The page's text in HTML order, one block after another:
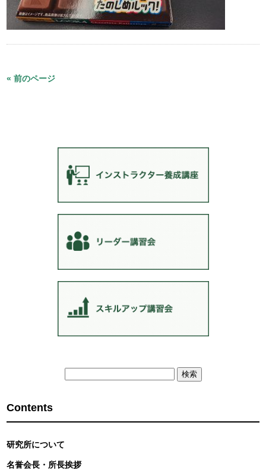
« 前のページ
Contents
研究所について
名誉会長・所長挨拶